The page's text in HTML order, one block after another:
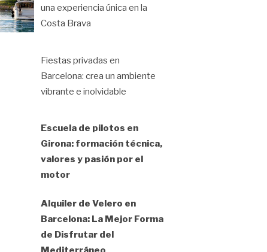
una experiencia única en la
Costa Brava
Fiestas privadas en
Barcelona: crea un ambiente
vibrante e inolvidable
Escuela de pilotos en
Girona: formación técnica,
valores y pasión por el
motor
Alquiler de Velero en
Barcelona: La Mejor Forma
de Disfrutar del